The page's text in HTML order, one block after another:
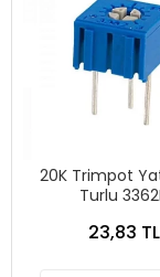
20K Trimpot
Turlu
23,83 TL